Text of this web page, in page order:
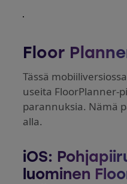
Floor
Tässä
useita FloorPlanner-
parannuksia. Nämä
alla.
iOS:
luominen